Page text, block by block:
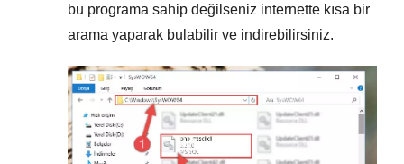
bu programa sahip değilseniz internette kısa bir
arama yaparak bulabilir ve indirebilirsiniz.